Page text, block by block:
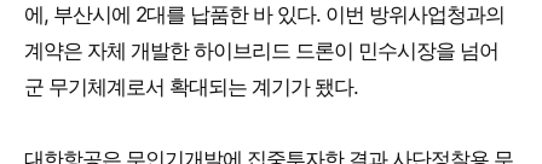
에, 부산시에 2대를 납품한 바 있다. 이번 방위사업청과의
계약은 자체 개발한 하이브리드 드론이 민수시장을 넘어
군 무기체계로서 확대되는 계기가 됐다.
대한항공은 무인기개발에 집중투자한 결과 사단정찰용 무